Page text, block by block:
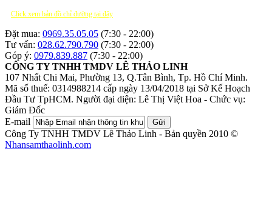
Click xem bản đồ chỉ đường tại đây
Đặt mua: 0969.35.05.05 (7:30 - 22:00)
Tư vấn: 028.62.790.790 (7:30 - 22:00)
Góp ý: 0979.839.887 (7:30 - 22:00)
CÔNG TY TNHH TMDV LÊ THẢO LINH
107 Nhất Chi Mai, Phường 13, Q.Tân Bình, Tp. Hồ Chí Minh.
Mã số thuế: 0314988214 cấp ngày 13/04/2018 tại Sở Kế Hoạch
Đầu Tư TpHCM. Người đại diện: Lê Thị Việt Hoa - Chức vụ:
Giám Đốc
E-mail
Gửi
Công Ty TNHH TMDV Lê Thảo Linh - Bản quyền 2010 ©
Nhansamthaolinh.com